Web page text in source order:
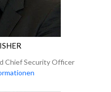
Chief Security Officer